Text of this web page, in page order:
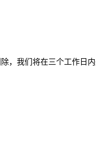
我们将在三个工作日内